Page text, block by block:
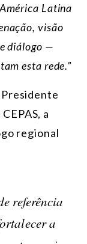
Latina
visão
diálogo —
esta rede.”
a
regional
referência
a